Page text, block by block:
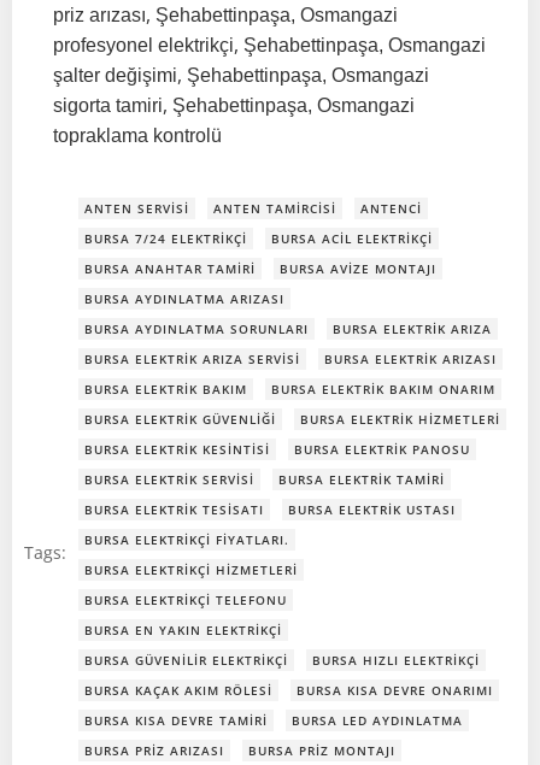
priz arızası, Şehabettinpaşa, Osmangazi
profesyonel elektrikçi, Şehabettinpaşa, Osmangazi
şalter değişimi, Şehabettinpaşa, Osmangazi
sigorta tamiri, Şehabettinpaşa, Osmangazi
topraklama kontrolü
Tags:
ANTEN SERVISI ANTEN TAMIRCISI
ANTENCI
BURSA 7/24 ELEKTRIKÇI
BURSA ACIL ELEKTRIKÇI
BURSA ANAHTAR TAMIRI
BURSA AVIZE MONTAJI
BURSA AYDINLATMA ARIZASI
BURSA AYDINLATMA SORUNLARI
BURSA ELEKTRIK ARIZA
BURSA ELEKTRIK ARIZA SERVISI
BURSA ELEKTRIK ARIZASI
BURSA ELEKTRIK BAKIM
BURSA ELEKTRIK BAKIM ONARIM
BURSA ELEKTRIK GÜVENLIĞI
BURSA ELEKTRIK HIZMETLERI
BURSA ELEKTRIK KESINTISI
BURSA ELEKTRIK PANOSU
BURSA ELEKTRIK SERVISI
BURSA ELEKTRIK TAMIRI
BURSA ELEKTRIK TESISATI
BURSA ELEKTRIK USTASI
BURSA ELEKTRIKÇI FIYATLARI.
BURSA ELEKTRIKÇI HIZMETLERI
BURSA ELEKTRIKÇI TELEFONU
BURSA EN YAKIN ELEKTRIKÇI
BURSA GÜVENILIR ELEKTRIKÇI
BURSA HIZLI ELEKTRIKÇI
BURSA KAÇAK AKIM RÖLESI
BURSA KISA DEVRE ONARIMI
BURSA KISA DEVRE TAMIRI
BURSA LED AYDINLATMA
BURSA PRIZ ARIZASI
BURSA PRIZ MONTAJI